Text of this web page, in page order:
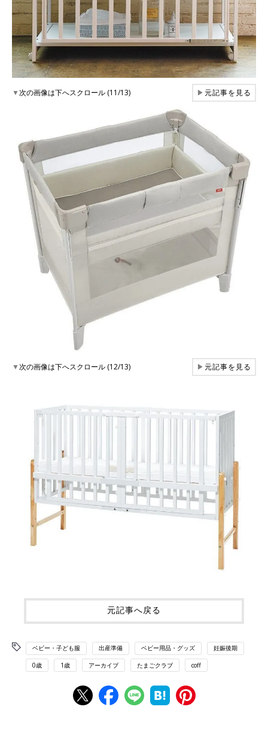
▼次の画像は下へスクロール (11/13) ▶元記事を見る
▼次の画像は下へスクロール (12/13) ▶元記事を見る
元記事へ戻る
ベビー・子ども服 出産準備 ベビー用品・グッズ 妊娠後期
0歳 1歳 アーカイブ たまごクラブ coff